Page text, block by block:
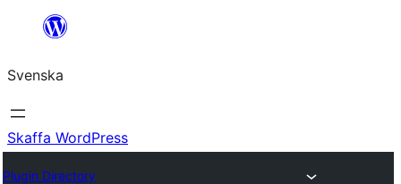
Hoppa
innehåll
Svenska
Skaffa WordPress
Plugin Directory